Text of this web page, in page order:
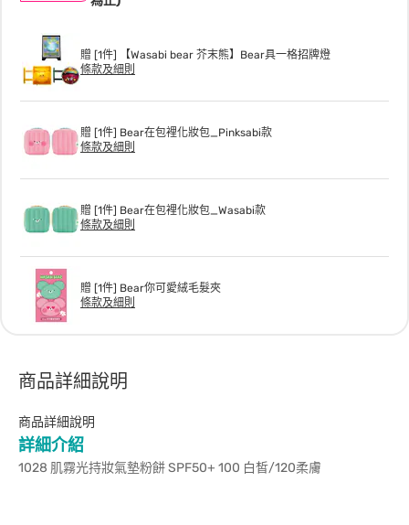
贈 [1件] 【Wasabi bear 芥末熊】Bear具一格招牌燈
條款及細則
贈 [1件] Bear在包裡化妝包_Pinksabi款
條款及細則
贈 [1件] Bear在包裡化妝包_Wasabi款
條款及細則
贈 [1件] Bear你可愛絨毛髮夾
條款及細則
商品詳細說明
商品詳細說明
詳細介紹
1028 肌霧光持妝氣墊粉餅 SPF50+ 100 白皙/120柔膚